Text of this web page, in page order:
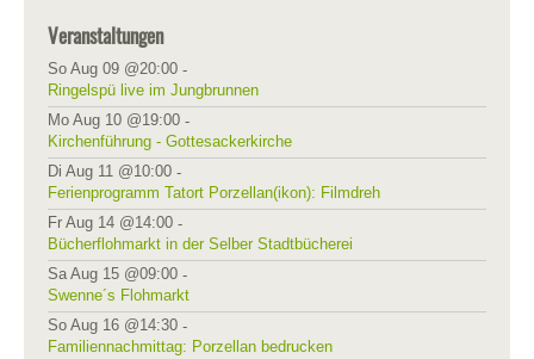
Veranstaltungen
So Aug 09 @20:00 -
Ringelspü live im Jungbrunnen
Mo Aug 10 @19:00 -
Kirchenführung - Gottesackerkirche
Di Aug 11 @10:00 -
Ferienprogramm Tatort Porzellan(ikon): Filmdreh
Fr Aug 14 @14:00 -
Bücherflohmarkt in der Selber Stadtbücherei
Sa Aug 15 @09:00 -
Swenne´s Flohmarkt
So Aug 16 @14:30 -
Familiennachmittag: Porzellan bedrucken